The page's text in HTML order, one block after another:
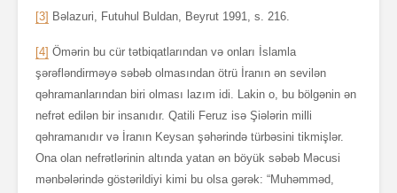
[3] Bəlazuri, Futuhul Buldan, Beyrut 1991, s. 216.
[4] Ömərin bu cür tətbiqatlarından və onları İslamla
şərəfləndirməyə səbəb olmasından ötrü İranın ən sevilən
qəhramanlarından biri olması lazım idi. Lakin o, bu bölgənin ən
nefrət edilən bir insanıdır. Qatili Feruz isə Şiələrin milli
qəhramanıdır və İranın Keysan şəhərində türbəsini tikmişlər.
Ona olan nefrətlərinin altında yatan ən böyük səbəb Məcusi
mənbələrində göstərildiyi kimi bu olsa gərək: “Muhəmməd,